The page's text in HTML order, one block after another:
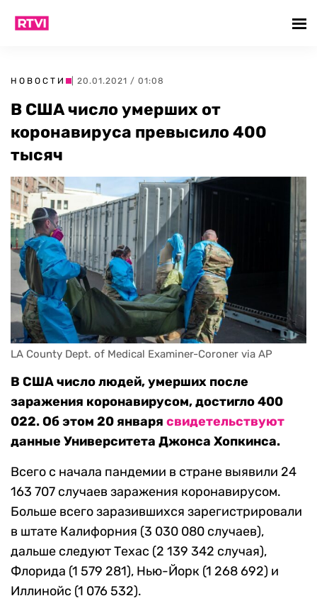
НОВОСТИ | 20.01.2021 / 01:08
В США число умерших от
коронавируса превысило 400
тысяч
LA County Dept. of Medical Examiner-Coroner via AP
В США число людей, умерших после
заражения коронавирусом, достигло 400
022. Об этом 20 января свидетельствуют
данные Университета Джонса Хопкинса.
Всего с начала пандемии в стране выявили 24
163 707 случаев заражения коронавирусом.
Больше всего заразившихся зарегистрировали
в штате Калифорния (3 030 080 случаев),
дальше следуют Техас (2 139 342 случая),
Флорида (1 579 281), Нью-Йорк (1 268 692) и
Иллинойс (1 076 532).